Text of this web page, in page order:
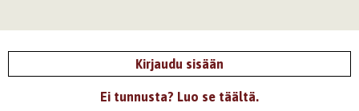
huippuruno!
Kirjaudutairekisteröidykommentoidaksesi
Kevääsi
Kirjaudu sisään
Ei tunnusta? Luo se täältä.